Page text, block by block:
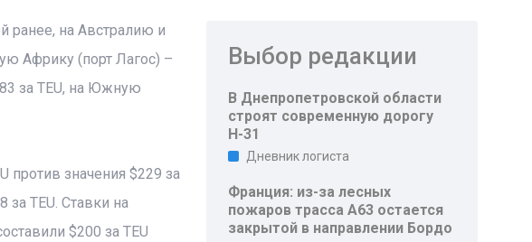
ранее, на Австралию и
Африку (порт Лагос) –
за TEU, на Южную
против значения $229 за
за TEU. Ставки на
$200 за TEU
Выбор редакции
В Днепропетровской области
строят современную дорогу
Н-31
Дневник логиста
Франция: из-за лесных
пожаров трасса A63 остается
закрытой в направлении Бордо